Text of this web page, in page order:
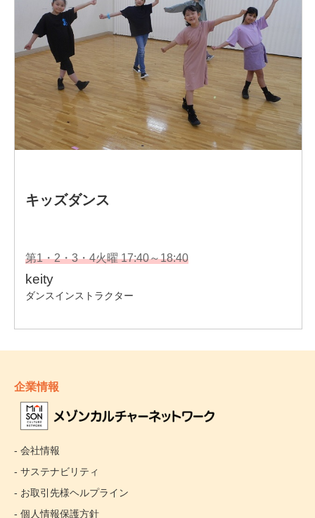
企業情報
- 会社情報
- サステナビリティ
- お取引先様ヘルプライン
- 個人情報保護方針